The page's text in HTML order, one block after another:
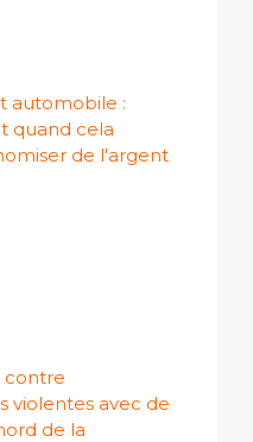
automobile :
quand cela
de l'argent
contre
violentes avec de
de la